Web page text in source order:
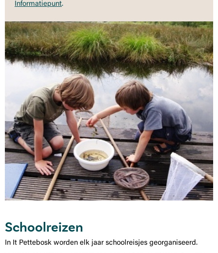
Informatiepunt.
Schoolreizen
In It Pettebosk worden elk jaar schoolreisjes georganiseerd.